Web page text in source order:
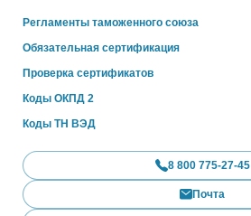
Регламенты таможенного союза
Обязательная сертификация
Проверка сертификатов
Коды ОКПД 2
Коды ТН ВЭД
8 800 775-27-45
Почта